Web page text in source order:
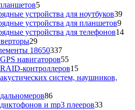
55
товаров
устройства для ноутбуков3939
устройства для планшетов99
устройства для телефонов1414
2929
товаров
18650337337
товаров
навигаторов5555
товаров
контроллеров1515
товаров
систем, наушников,
8686
товаров
и mp3 плееров3333